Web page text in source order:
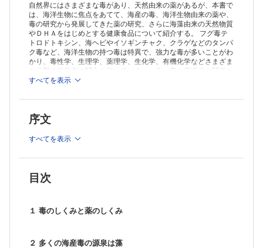
自然界にはさまざまな毒があり、天然由来の薬があるが、本書で
は、海洋生物に焦点をあてて、海産の毒、海洋生物由来の薬や、
毒の研究から発展してきた薬の研究、さらに海藻由来の天然物質
やＤＨＡをはじめとする健康食品について紹介する。 フグ毒テ
トロドトキシン、海ヘビやイソギンチャク、クラゲなどのタンパ
ク毒など、海洋生物の持つ毒は特異で、強力な毒が多いことがわ
かり、毒性学、生理学、薬理学、生化学、有機化学などさまざま
な分野の科学者の関心を引いている。一方、毒と不可分の関係に
ある薬についても、ナマコからの水虫薬、ホヤや海綿から生まれ
すべてを表示
序文
すべてを表示
目次
１ 毒のしくみと薬のしくみ
２ 多くの海産毒の源泉は藻